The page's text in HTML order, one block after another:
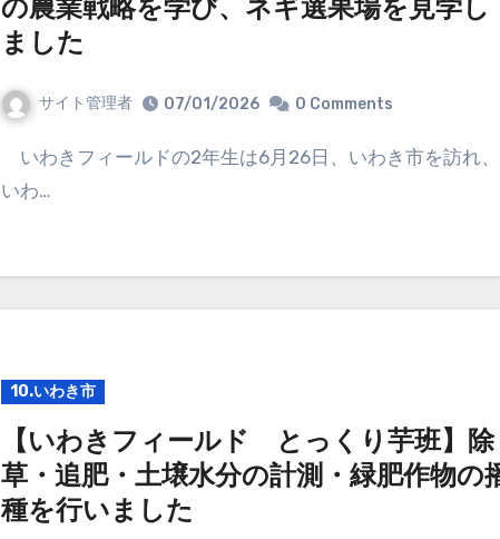
の農業戦略を学び、ネギ選果場を見学し
ました
サイト管理者 07/01/2026 0 Comments
いわきフィールドの2年生は6月26日、いわき市を訪れ、
いわ…
10.いわき市
【いわきフィールド とっくり芋班】除
草・追肥・土壌水分の計測・緑肥作物の
種を行いました